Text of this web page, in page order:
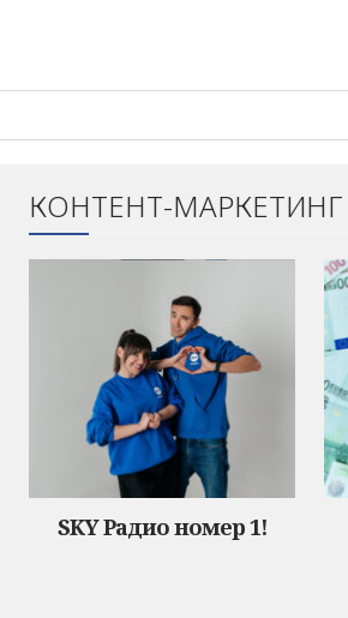
КОНТЕНТ-МАРКЕТИНГ
SKY Радио номер 1!